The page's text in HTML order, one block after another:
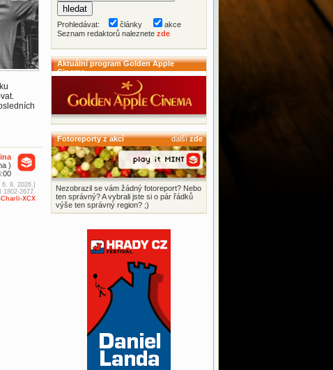
)
8. 2026.]
1802-2677.
XCX
Prohledávat: články
akce
Seznam redaktorů naleznete zde
Aktuální program Golden Apple
Cinema
Fotoreporty z akcí dalšízde
Nezobrazil se vám žádný fotoreport? Nebo
ten správný? A vybrali jste si o pár řádků
výše ten správný region? ;)